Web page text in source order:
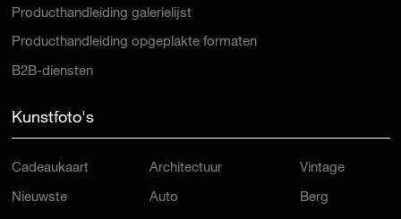
Producthandleiding galerielijst
Producthandleiding opgeplakte formaten
B2B-diensten
Kunstfoto's
Cadeaukaart
Nieuwste
Architectuur
Auto
Vintage
Berg